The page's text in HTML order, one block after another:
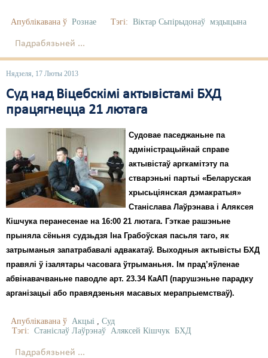
Апублікавана ў Рознае Тэгі: Віктар Сьпірыдонаў мэдыцына
Падрабязьней ...
Нядзеля, 17 Люты 2013
Суд над Віцебскімі актывістамі БХД
працягнецца 21 лютага
Судовае паседжаньне па
адміністрацыйнай справе
актывістаў аргкамітэту па
стварэньні партыі «Беларуская
хрысьціянская дэмакратыя»
Станіслава Лаўрэнава і Аляксея
Кішчука перанесенае на 16:00 21 лютага. Гэткае рашэньне
прыняла сёньня судзьдзя Іна Грабоўская пасьля таго, як
затрыманыя запатрабавалі адвакатаў. Выходныя актывісты БХД
правялі ў ізалятары часовага ўтрыманьня. Ім прад’яўленае
абвінавачваньне паводле арт. 23.34 КаАП (парушэньне парадку
арганізацыі або правядзеньня масавых мерапрыемстваў).
Апублікавана ў Акцыі , Суд
Тэгі: Станіслаў Лаўрэнаў Аляксей Кішчук БХД
Падрабязьней ...
Правы дзіцяці
Пэнітэнцыярная сыстэма
Распальваньне варожасьці
Рознае
Свабода слова
Свабода сумленьня
Суд
Сьмяротнае пакараньне
Правы працоўных
Сацыяльныя правы